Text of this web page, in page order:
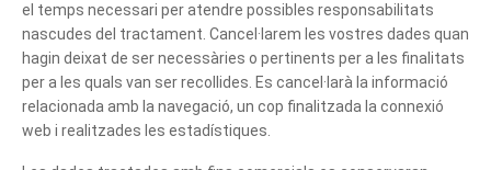
el temps necessari per atendre possibles responsabilitats
nascudes del tractament. Cancel·larem les vostres dades quan
hagin deixat de ser necessàries o pertinents per a les finalitats
per a les quals van ser recollides. Es cancel·larà la informació
relacionada amb la navegació, un cop finalitzada la connexió
web i realitzades les estadístiques.